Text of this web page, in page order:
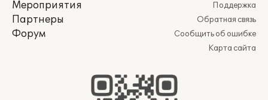
Мероприятия
Партнеры
Форум
Поддержка
Обратная связь
Сообщить об ошибке
Карта сайта